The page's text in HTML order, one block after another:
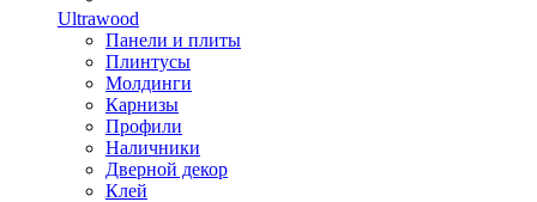
Ultrawood
Панели и плиты
Плинтусы
Молдинги
Карнизы
Профили
Наличники
Дверной декор
Клей